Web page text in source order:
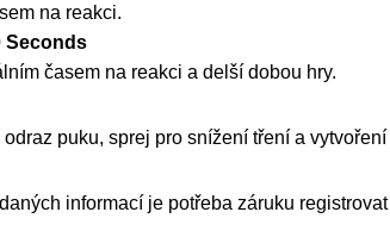
na reakci.
Seconds
časem na reakci a delší dobou hry.
puku, sprej pro snížení tření a
informací je potřeba záruku